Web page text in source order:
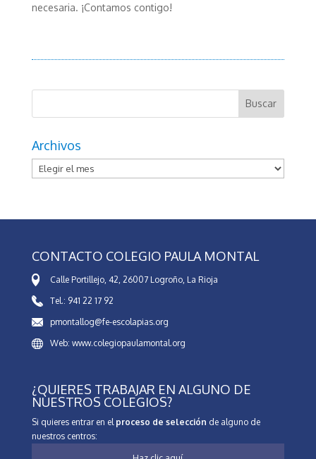
necesaria. ¡Contamos contigo!
Archivos
Archivos
CONTACTO COLEGIO PAULA MONTAL
Calle Portillejo, 42, 26007 Logroño, La Rioja
Tel.: 941 22 17 92
pmontallog@fe-escolapias.org
Web: www.colegiopaulamontal.org
¿QUIERES TRABAJAR EN ALGUNO DE
NUESTROS COLEGIOS?
Si quieres entrar en el proceso de selección de alguno de
nuestros centros: